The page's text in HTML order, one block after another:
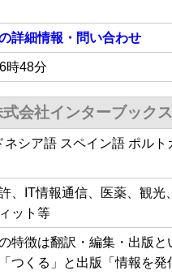
詳細情報・問い合わせ
時48分
式会社インターブックス
ネシア語 スペイン語 ポル
、IT情報通信、医薬、観
ット等
特徴は翻訳・編集・出版と
つくる」と出版「情報を発